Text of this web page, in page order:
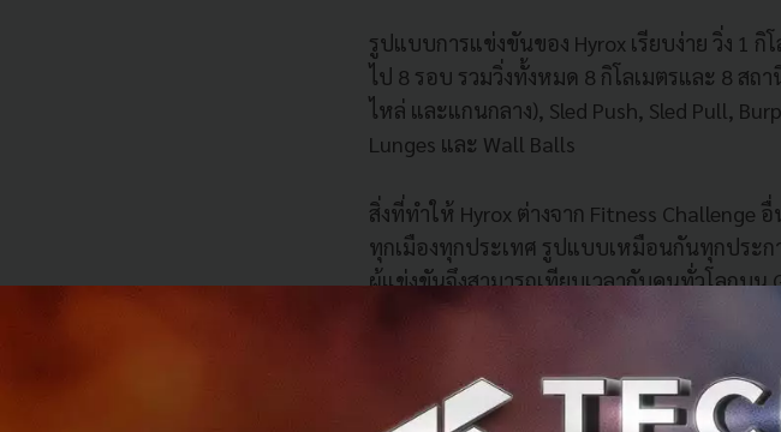
รูปแบบการแข่งขันของ Hyrox เรียบง่าย วิ่ง 1
ไป 8 รอบ รวมวิ่งทั้งหมด 8 กิโลเมตรและ 8 สถ
ไหล่ และแกนกลาง), Sled Push, Sled Pull,
Lunges และ Wall Balls
สิ่งที่ทำให้ Hyrox ต่างจาก Fitness Challenge
ทุกเมืองทุกประเทศ รูปแบบเหมือนกันทุกประก
ผู้แข่งขันจึงสามารถเทียบเวลากับคนทั่วโลกบน
เข้า World Championship ถ้าชนะในกลุ่มอายุข
มี 4 ประเภทแข่งขัน ได้แก่ Open, Pro,
อาชีพ เวลาเฉลี่ยของผู้แข่งขันทั่วไปอยู่ที่ประม